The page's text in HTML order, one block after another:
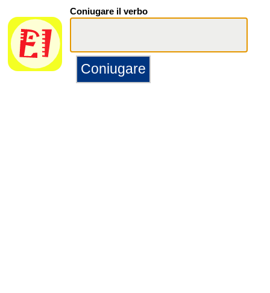
Coniugare il verbo